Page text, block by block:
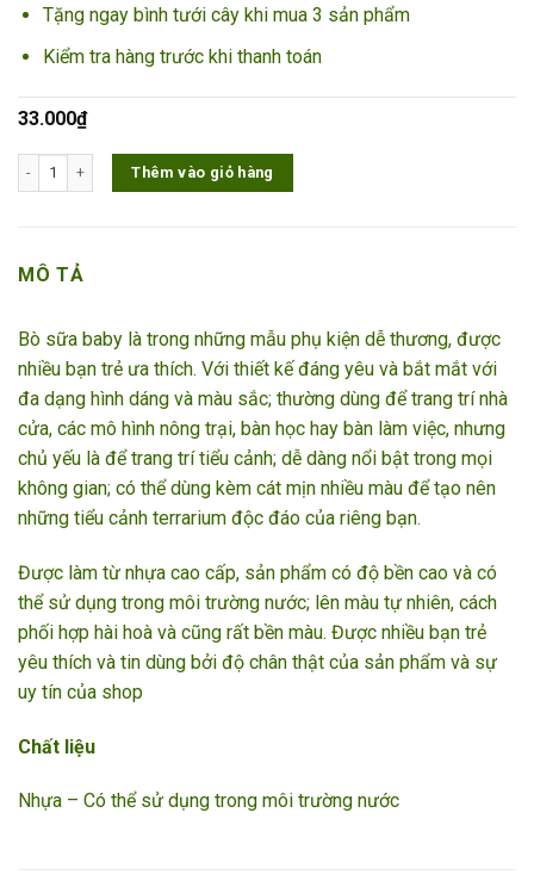
Tặng ngay bình tưới cây khi mua 3 sản phẩm
Kiểm tra hàng trước khi thanh toán
33.000₫
Bò sữa Baby số lượngThêm vào giỏ hàng
MÔ TẢ
Bò sữa baby là trong những mẫu phụ kiện dễ thương, được
nhiều bạn trẻ ưa thích. Với thiết kế đáng yêu và bắt mắt với
đa dạng hình dáng và màu sắc; thường dùng để trang trí nhà
cửa, các mô hình nông trại, bàn học hay bàn làm việc, nhưng
chủ yếu là để trang trí tiểu cảnh; dễ dàng nổi bật trong mọi
không gian; có thể dùng kèm cát mịn nhiều màu để tạo nên
những tiểu cảnh terrarium độc đáo của riêng bạn.
Được làm từ nhựa cao cấp, sản phẩm có độ bền cao và có
thể sử dụng trong môi trường nước; lên màu tự nhiên, cách
phối hợp hài hoà và cũng rất bền màu. Được nhiều bạn trẻ
yêu thích và tin dùng bởi độ chân thật của sản phẩm và sự
uy tín của shop
Chất liệu
Nhựa – Có thể sử dụng trong môi trường nước